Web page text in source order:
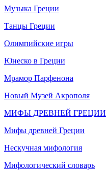
Музыка Греции
Танцы Греции
Олимпийские игры
Юнеско в Греции
Мрамор Парфенона
Новый Музей Акрополя
МИФЫ ДРЕВНЕЙ ГРЕЦИИ
Мифы древней Греции
Нескучная мифология
Мифологический словарь